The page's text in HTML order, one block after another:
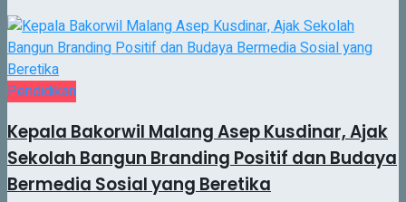
Pendidikan
Kepala Bakorwil Malang Asep Kusdinar, Ajak
Sekolah Bangun Branding Positif dan Budaya
Bermedia Sosial yang Beretika